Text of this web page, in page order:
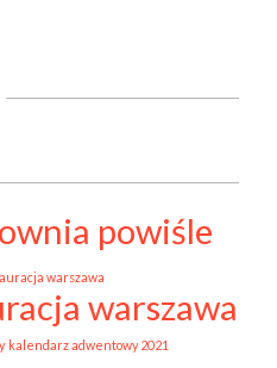
powiśle
warszawa
warszawa
kalendarz adwentowy 2021